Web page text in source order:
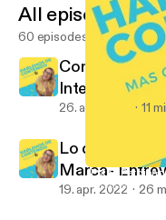
¿Estas
Hablemos de
All episodes
60 episodes
Como Grabar
Intento| Ep.60
26. apr. 2022 11
Lo que
Marca-
Marca| Ep.59
19. apr. 2022 26